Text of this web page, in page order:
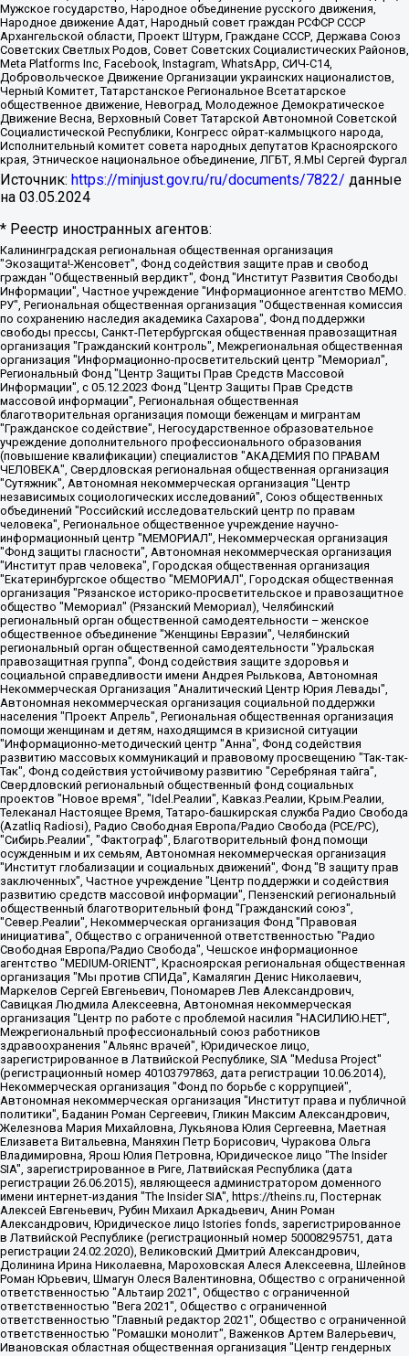
Мужское государство, Народное объединение русского движения,
Народное движение Адат, Народный совет граждан РСФСР СССР
Архангельской области, Проект Штурм, Граждане СССР, Держава Союз
Советских Светлых Родов, Совет Советских Социалистических Районов,
Meta Platforms Inc, Facebook, Instagram, WhatsApp, СИЧ-С14,
Добровольческое Движение Организации украинских националистов,
Черный Комитет, Татарстанское Региональное Всетатарское
общественное движение, Невоград, Молодежное Демократическое
Движение Весна, Верховный Совет Татарской Автономной Советской
Социалистической Республики, Конгресс ойрат-калмыцкого народа,
Исполнительный комитет совета народных депутатов Красноярского
края, Этническое национальное объединение, ЛГБТ, Я.МЫ Сергей Фургал
Источник: https://minjust.gov.ru/ru/documents/7822/ данные
на 03.05.2024
* Реестр иностранных агентов:
Калининградская региональная общественная организация "Экозащита!-Женсовет", Фонд содействия защите прав и свобод граждан "Общественный вердикт", Фонд "Институт Развития Свободы Информации", Частное учреждение "Информационное агентство МЕМО. РУ", Региональная общественная организация "Общественная комиссия по сохранению наследия академика Сахарова", Фонд поддержки свободы прессы, Санкт-Петербургская общественная правозащитная организация "Гражданский контроль", Межрегиональная общественная организация "Информационно-просветительский центр "Мемориал", Региональный Фонд "Центр Защиты Прав Средств Массовой Информации", с 05.12.2023 Фонд "Центр Защиты Прав Средств массовой информации", Региональная общественная благотворительная организация помощи беженцам и мигрантам "Гражданское содействие", Негосударственное образовательное учреждение дополнительного профессионального образования (повышение квалификации) специалистов "АКАДЕМИЯ ПО ПРАВАМ ЧЕЛОВЕКА", Свердловская региональная общественная организация "Сутяжник", Автономная некоммерческая организация "Центр независимых социологических исследований", Союз общественных объединений "Российский исследовательский центр по правам человека", Региональное общественное учреждение научно-информационный центр "МЕМОРИАЛ", Некоммерческая организация "Фонд защиты гласности", Автономная некоммерческая организация "Институт прав человека", Городская общественная организация "Екатеринбургское общество "МЕМОРИАЛ", Городская общественная организация "Рязанское историко-просветительское и правозащитное общество "Мемориал" (Рязанский Мемориал), Челябинский региональный орган общественной самодеятельности – женское общественное объединение "Женщины Евразии", Челябинский региональный орган общественной самодеятельности "Уральская правозащитная группа", Фонд содействия защите здоровья и социальной справедливости имени Андрея Рылькова, Автономная Некоммерческая Организация "Аналитический Центр Юрия Левады", Автономная некоммерческая организация социальной поддержки населения "Проект Апрель", Региональная общественная организация помощи женщинам и детям, находящимся в кризисной ситуации "Информационно-методический центр "Анна", Фонд содействия развитию массовых коммуникаций и правовому просвещению "Так-так-Так", Фонд содействия устойчивому развитию "Серебряная тайга", Свердловский региональный общественный фонд социальных проектов "Новое время", "Idel.Реалии", Кавказ.Реалии, Крым.Реалии, Телеканал Настоящее Время, Татаро-башкирская служба Радио Свобода (Azatliq Radiosi), Радио Свободная Европа/Радио Свобода (PCE/PC), "Сибирь.Реалии", "Фактограф", Благотворительный фонд помощи осужденным и их семьям, Автономная некоммерческая организация "Институт глобализации и социальных движений", Фонд "В защиту прав заключенных", Частное учреждение "Центр поддержки и содействия развитию средств массовой информации", Пензенский региональный общественный благотворительный фонд "Гражданский союз", "Север.Реалии", Некоммерческая организация Фонд "Правовая инициатива", Общество с ограниченной ответственностью "Радио Свободная Европа/Радио Свобода", Чешское информационное агентство "MEDIUM-ORIENT", Красноярская региональная общественная организация "Мы против СПИДа", Камалягин Денис Николаевич, Маркелов Сергей Евгеньевич, Пономарев Лев Александрович, Савицкая Людмила Алексеевна, Автономная некоммерческая организация "Центр по работе с проблемой насилия "НАСИЛИЮ.НЕТ", Межрегиональный профессиональный союз работников здравоохранения "Альянс врачей", Юридическое лицо, зарегистрированное в Латвийской Республике, SIA "Medusa Project" (регистрационный номер 40103797863, дата регистрации 10.06.2014), Некоммерческая организация "Фонд по борьбе с коррупцией", Автономная некоммерческая организация "Институт права и публичной политики", Баданин Роман Сергеевич, Гликин Максим Александрович, Железнова Мария Михайловна, Лукьянова Юлия Сергеевна, Маетная Елизавета Витальевна, Маняхин Петр Борисович, Чуракова Ольга Владимировна, Ярош Юлия Петровна, Юридическое лицо "The Insider SIA", зарегистрированное в Риге, Латвийская Республика (дата регистрации 26.06.2015), являющееся администратором доменного имени интернет-издания "The Insider SIA", https://theins.ru, Постернак Алексей Евгеньевич, Рубин Михаил Аркадьевич, Анин Роман Александрович, Юридическое лицо Istories fonds, зарегистрированное в Латвийской Республике (регистрационный номер 50008295751, дата регистрации 24.02.2020), Великовский Дмитрий Александрович, Долинина Ирина Николаевна, Мароховская Алеся Алексеевна, Шлейнов Роман Юрьевич, Шмагун Олеся Валентиновна, Общество с ограниченной ответственностью "Альтаир 2021", Общество с ограниченной ответственностью "Вега 2021", Общество с ограниченной ответственностью "Главный редактор 2021", Общество с ограниченной ответственностью "Ромашки монолит", Важенков Артем Валерьевич, Ивановская областная общественная организация "Центр гендерных исследований", Гурман Юрий Альбертович, Медиапроект "ОВД-Инфо", Егоров Владимир Владимирович, Жилинский Владимир Александрович, Общество с ограниченной ответственностью "ЗП", Иванова София Юрьевна, Карезина Инна Павловна, Кильтау Екатерина Викторовна, Петров Алексей Викторович, Пискунов Сергей Евгеньевич, Смирнов Сергей Сергеевич, Тихонов Михаил Сергеевич, Общество с ограниченной ответственностью "ЖУРНАЛИСТ-ИНОСТРАННЫЙ АГЕНТ", Арапова Галина Юрьевна, Вольтская Татьяна Анатольевна, Американская компания "Mason G.E.S. Anonymous Foundation" (США), являющаяся владельцем интернет-издания https://mnews.world/, Компания "Stichting Bellingcat", зарегистрированная в Нидерландах (дата регистрации 11.07.2018), Захаров Андрей Вячеславович, Клепиковская Екатерина Дмитриевна, Общество с ограниченной ответственностью "МЕМО", Перл Роман Александрович, Симонов Евгений Алексеевич, Соловьева Елена Анатольевна, Сотников Даниил Владимирович, Сурначева Елизавета Дмитриевна, Автономная некоммерческая организация по защите прав человека и информированию населения "Якутия – Наше Мнение", Общество с ограниченной ответственностью "Москоу диджитал медиа", с 26.01.2023 Общество с ограниченной ответственностью "Чайка Белые сады", Ветошкина Валерия Валерьевна, Заговора Максим Александрович, Межрегиональное общественное движение "Российская ЛГБТ - сеть", Оленичев Максим Владимирович, Павлов Иван Юрьевич, Скворцова Елена Сергеевна, Общество с ограниченной ответственностью "Как бы инагент", Кочетков Игорь Викторович, Общество с ограниченной ответственностью "Честные выборы", Еланчик Олег Александрович, Общество с ограниченной ответственностью "Нобелевский призыв", Гималова Регина Эмилевна, Григорьев Андрей Валерьевич, Григорьева Алина Александровна, Ассоциация по содействию защите прав призывников, альтернативнослужащих и военнослужащих "Правозащитная группа "Гражданин.Армия.Право", Хисамова Регина Фаритовна, Автономная некоммерческая организация по реализации социально-правовых программ "Лилит", Дальневосточное общественное движение "Маяк", Санкт-Петербургская ЛГБТ-инициативная группа "Выход", Инициативная группа ЛГБТ+ "Реверс", Алексеев Андрей Викторович, Бекбулатова Таисия Львовна, Беляев Иван Михайлович, Владыкина Елена Сергеевна, Гельман Марат Александрович, Никульшина Вероника Юрьевна, Толоконникова Надежда Андреевна, Шендерович Виктор Анатольевич, Общество с ограниченной ответственностью "Данное сообщение", Общество с ограниченной ответственностью Издательский дом "Новая глава", Айнбиндер Александра Александровна, Московский комьюнити-центр для ЛГБТ+инициатив, Благотворительный фонд развития филантропии, Deutsche Welle (Германия, Kurt-Schumacher-Strasse 3, 53113 Bonn), Борзунова Мария Михайловна, Воробьев Виктор Викторович, Голубева Анна Львовна, Константинова Алла Михайловна, Малкова Ирина Владимировна, Мурадов Мурад Абдулгалимович, Осетинская Елизавета Николаевна, Понасенков Евгений Николаевич, Ганапольский Матвей Юрьевич, Киселев Евгений Алексеевич, Борухович Ирина Григорьевна, Дремин Иван Тимофеевич, Дубровский Дмитрий Викторович, Красноярская региональная общественная организация поддержки и развития альтернативных образовательных технологий и межкультурных коммуникаций "ИНТЕРРА", Маяковская Екатерина Алексеевна, Фейгин Марк Захарович, Филимонов Андрей Викторович, Дзугкоева Регина Николаевна, Доброхотов Роман Александрович, Дудь Юрий Александрович, Елкин Сергей Владимирович, Кругликов Кирилл Игоревич, Сабунаева Мария Леонидовна, Семенов Алексей Владимирович, Шаинян Карен Багратович, Шульман Екатерина Михайловна, Асафьев Артур Валерьевич, Вахштайн Виктор Семенович, Венедиктов Алексей Алексеевич, Лушникова Екатерина Евгеньевна, Волков Леонид Михайлович, Невзоров Александр Глебович, Пархоменко Сергей Борисович, Сироткин Ярослав Николаевич, Кара-Мурза Владимир Владимирович, Баранова Наталья Владимировна, Гозман Леонид Яковлевич, Кагарлицкий Борис Юльевич, Климарев Михаил Валерьевич, Милов Владимир Станиславович, Автономная некоммерческая организация Краснодарский центр современного искусства "Типография", Моргенштерн Алишер Тагирович, Соболь Любовь Эдуардовна, Общество с ограниченной ответственностью "ЛИЗА НОРМ", Каспаров Гарри Кимович, Ходорковский Михаил Борисович, Общество с ограниченной ответственностью "Апрельские тезисы", Данилович Ирина Брониславовна, Кашин Олег Владимирович, Петров Николай Владимирович, Пивоваров Алексей Владимирович, Соколов Михаил Владимирович, Цветкова Юлия Владимировна, Чичваркин Евгений Александрович, Комитет против пыток/Команда против пыток, Общество с ограниченной ответственностью "Первый научный", Общество с ограниченной ответственностью "Вертолет и ко", Белоцерковская Вероника Борисовна, Кац Максим Евгеньевич, Лазарева Татьяна Юрьевна, Шаведдинов Руслан Табризович, Яшин Илья Валерьевич, Общество с ограниченной ответственностью "Иноагент ААВ", Алешковский Дмитрий Петрович, Альбац Евгения Марковна, Быков Дмитрий Львович, Галямина Юлия Евгеньевна, Лойко Сергей Леонидович, Мартынов Кирилл Константинович, Медведев Сергей Александрович, Крашенинников Федор Геннадиевич, Гордеева Катерина Вл